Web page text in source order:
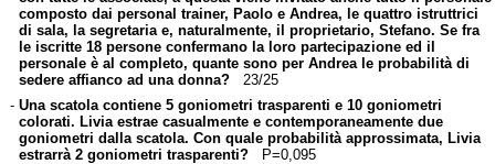
composto dai personal trainer, Paolo e Andrea, le quattro istruttrici
di sala, la segretaria e, naturalmente, il proprietario, Stefano. Se fra
le iscritte 18 persone confermano la loro partecipazione ed il
personale è al completo, quante sono per Andrea le probabilità di
sedere affianco ad una donna?23/25
- Una scatola contiene 5 goniometri trasparenti e 10 goniometri
colorati. Livia estrae casualmente e contemporaneamente due
goniometri dalla scatola. Con quale probabilità approssimata, Livia
estrarrà 2 goniometri trasparenti?P=0,095